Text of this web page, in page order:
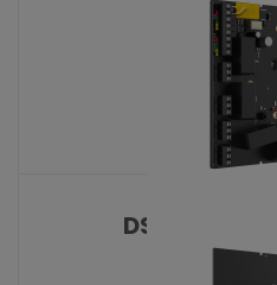
KATALOŠKI
DS-
KATALOŠKI